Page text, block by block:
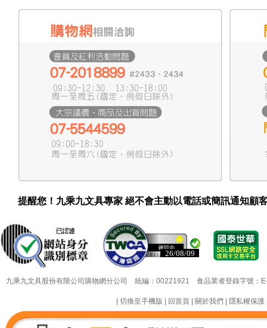
提醒您！九乘九文具專家 絕不會主動以電話或簡訊通知顧
26/08/09
26/08/09
九乘九文具股份有限公司購物網分公司 統編：00221921 食品業者登錄字號
切換至手機版 回首頁| 關於我們 隱私權保護